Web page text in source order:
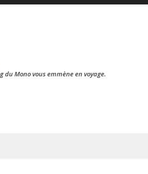
du Mono vous emmène en voyage.